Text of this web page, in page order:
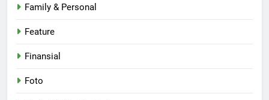
Family & Personal
Feature
Finansial
Foto